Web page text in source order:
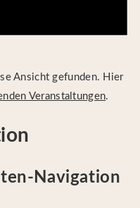
Ansicht gefunden. Hier
Veranstaltungen.
Navigation